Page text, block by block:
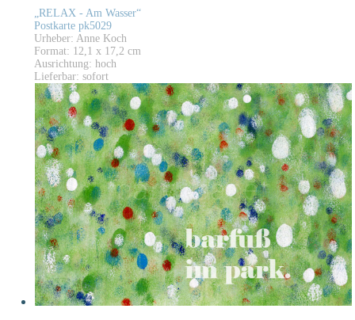
„RELAX - Am Wasser“
Postkarte pk5029
Urheber: Anne Koch
Format: 12,1 x 17,2 cm
Ausrichtung: hoch
Lieferbar: sofort